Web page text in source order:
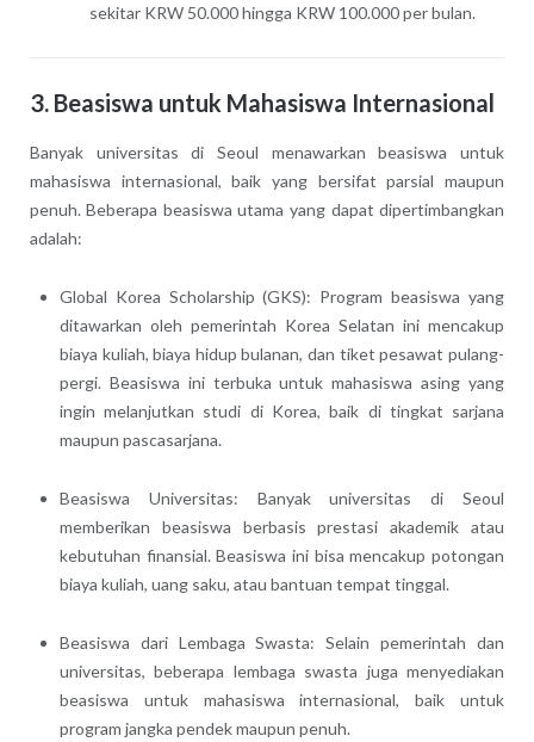
sekitar KRW 50.000 hingga KRW 100.000 per bulan.
3. Beasiswa untuk Mahasiswa Internasional
Banyak universitas di Seoul menawarkan beasiswa untuk
mahasiswa internasional, baik yang bersifat parsial maupun
penuh. Beberapa beasiswa utama yang dapat dipertimbangkan
adalah:
Global Korea Scholarship (GKS): Program beasiswa yang
ditawarkan oleh pemerintah Korea Selatan ini mencakup
biaya kuliah, biaya hidup bulanan, dan tiket pesawat pulang-
pergi. Beasiswa ini terbuka untuk mahasiswa asing yang
ingin melanjutkan studi di Korea, baik di tingkat sarjana
maupun pascasarjana.
Beasiswa Universitas: Banyak universitas di Seoul
memberikan beasiswa berbasis prestasi akademik atau
kebutuhan finansial. Beasiswa ini bisa mencakup potongan
biaya kuliah, uang saku, atau bantuan tempat tinggal.
Beasiswa dari Lembaga Swasta: Selain pemerintah dan
universitas, beberapa lembaga swasta juga menyediakan
beasiswa untuk mahasiswa internasional, baik untuk
program jangka pendek maupun penuh.